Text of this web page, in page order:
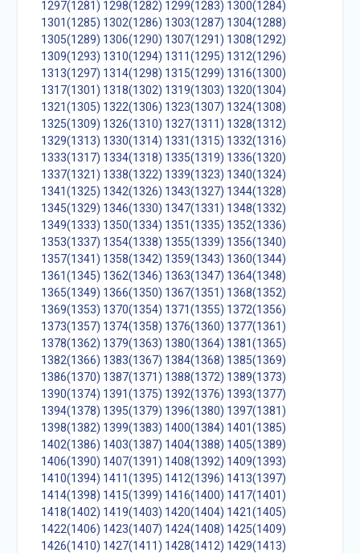
1297(1281) 1298(1282) 1299(1283) 1300(1284)
1301(1285) 1302(1286) 1303(1287) 1304(1288)
1305(1289) 1306(1290) 1307(1291) 1308(1292)
1309(1293) 1310(1294) 1311(1295) 1312(1296)
1313(1297) 1314(1298) 1315(1299) 1316(1300)
1317(1301) 1318(1302) 1319(1303) 1320(1304)
1321(1305) 1322(1306) 1323(1307) 1324(1308)
1325(1309) 1326(1310) 1327(1311) 1328(1312)
1329(1313) 1330(1314) 1331(1315) 1332(1316)
1333(1317) 1334(1318) 1335(1319) 1336(1320)
1337(1321) 1338(1322) 1339(1323) 1340(1324)
1341(1325) 1342(1326) 1343(1327) 1344(1328)
1345(1329) 1346(1330) 1347(1331) 1348(1332)
1349(1333) 1350(1334) 1351(1335) 1352(1336)
1353(1337) 1354(1338) 1355(1339) 1356(1340)
1357(1341) 1358(1342) 1359(1343) 1360(1344)
1361(1345) 1362(1346) 1363(1347) 1364(1348)
1365(1349) 1366(1350) 1367(1351) 1368(1352)
1369(1353) 1370(1354) 1371(1355) 1372(1356)
1373(1357) 1374(1358) 1376(1360) 1377(1361)
1378(1362) 1379(1363) 1380(1364) 1381(1365)
1382(1366) 1383(1367) 1384(1368) 1385(1369)
1386(1370) 1387(1371) 1388(1372) 1389(1373)
1390(1374) 1391(1375) 1392(1376) 1393(1377)
1394(1378) 1395(1379) 1396(1380) 1397(1381)
1398(1382) 1399(1383) 1400(1384) 1401(1385)
1402(1386) 1403(1387) 1404(1388) 1405(1389)
1406(1390) 1407(1391) 1408(1392) 1409(1393)
1410(1394) 1411(1395) 1412(1396) 1413(1397)
1414(1398) 1415(1399) 1416(1400) 1417(1401)
1418(1402) 1419(1403) 1420(1404) 1421(1405)
1422(1406) 1423(1407) 1424(1408) 1425(1409)
1426(1410) 1427(1411) 1428(1412) 1429(1413)